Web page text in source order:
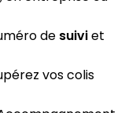
de suiviet
vos colis